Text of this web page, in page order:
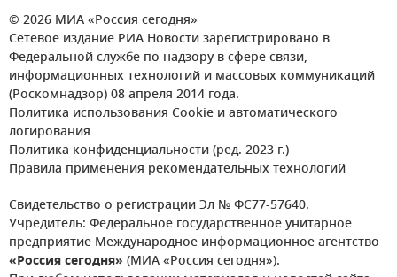
© 2026 МИА «Россия сегодня»
Сетевое издание РИА Новости зарегистрировано в
Федеральной службе по надзору в сфере связи,
информационных технологий и массовых коммуникаций
(Роскомнадзор) 08 апреля 2014 года.
Политика использования Cookie и автоматического
логирования
Политика конфиденциальности (ред. 2023 г.)
Правила применения рекомендательных технологий
Свидетельство о регистрации Эл № ФС77-57640.
Учредитель: Федеральное государственное унитарное
предприятие Международное информационное агентство
«Россия сегодня» (МИА «Россия сегодня»).